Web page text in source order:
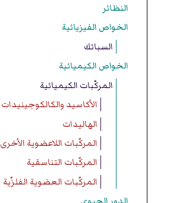
النظائر
الخواص الفيزيائية
السبائك
الخواص الكيميائية
المركّبات الكيميائية
الأكاسيد والكالكوجينيدات
الهاليدات
المركّبات اللاعضوية الأخرى
المركّبات التناسقية
المركّبات العضوية الفلزّية